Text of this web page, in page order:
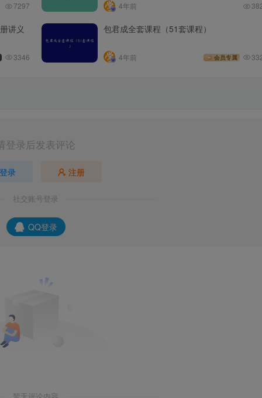
7297 4年前
讲义
3346
包君成全套课程（51套课程）
4年前 会员专属
登录后发表评论
登录 注册
社交账号登录
QQ登录